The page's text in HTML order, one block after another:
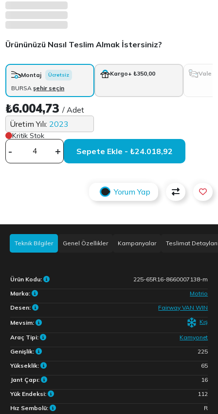
Ürününüzü Nasıl Teslim Almak İstersiniz?
Montaj Ücretsiz
BURSAşehir seçin
Kargo+ ₺350,00 Vale
₺6.004,73/ Adet
Üretim Yılı: 2023
Kritik Stok
- + Sepete Ekle - ₺24.018,92
Yorum Yap
Teknik Bilgiler Genel Özellikler Kampanyalar Teslimat Detayları
Ürün Kodu:
225-65R16-8660007138-m
Marka:
Motrio
Desen:
Fairway VAN WIN
Mevsim: Kış
Araç Tipi:
Kamyonet
Genişlik:
225
Yükseklik:
65
Jant Çapı:
16
Yük Endeksi:
112
Hız Sembolü:
R